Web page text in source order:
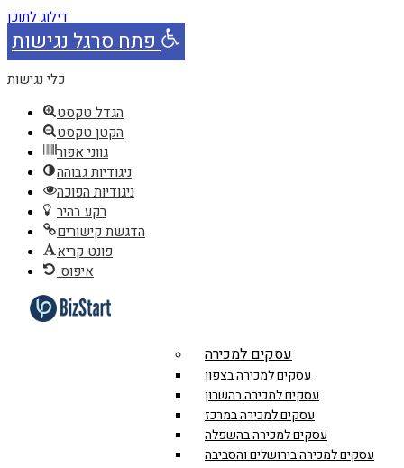
דילוג לתוכן
פתח סרגל נגישות
כלי נגישות
הגדל טקסט
הקטן טקסט
גווני אפור
ניגודיות גבוהה
ניגודיות הפוכה
רקע בהיר
הדגשת קישורים
פונט קריא
איפוס
עסקים למכירה
עסקים למכירה בצפון
עסקים למכירה בהשרון
עסקים למכירה במרכז
עסקים למכירה בהשפלה
עסקים למכירה בירושלים והסביבה